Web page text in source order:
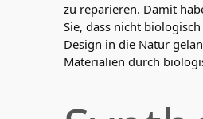
zu reparieren. Damit
Sie, dass nicht
Design in die Natur
Materialien durch